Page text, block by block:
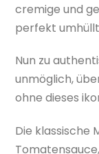
cremige und
perfekt
Nun zu
unmöglich,
ohne dieses
Die klassische